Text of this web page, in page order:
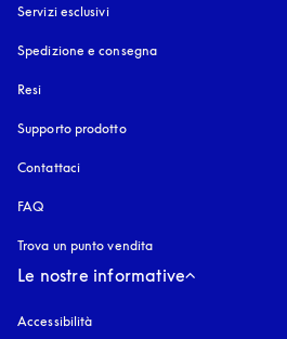
Servizi esclusivi
Spedizione e consegna
Resi
Supporto prodotto
Contattaci
FAQ
Trova un punto vendita
Le nostre informative
Accessibilità